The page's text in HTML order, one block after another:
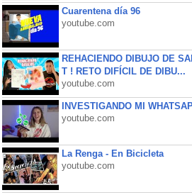
Cuarentena día 96
youtube.com
REHACIENDO DIBUJO DE
T ! RETO DIFÍCIL DE DIBU...
youtube.com
INVESTIGANDO MI
youtube.com
La Renga - En Bicicleta
youtube.com